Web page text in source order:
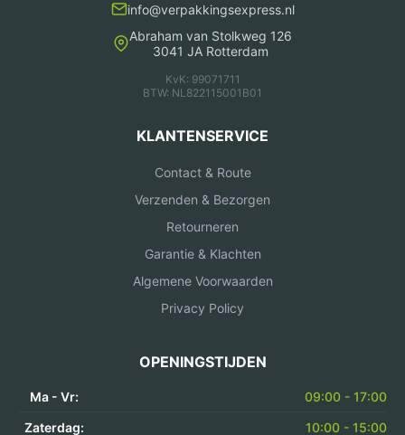
info@verpakkingsexpress.nl
Abraham van Stolkweg 126
3041 JA Rotterdam
KvK: 99071711
BTW: NL822115001B01
KLANTENSERVICE
Contact & Route
Verzenden & Bezorgen
Retourneren
Garantie & Klachten
Algemene Voorwaarden
Privacy Policy
OPENINGSTIJDEN
Ma - Vr:
09:00 - 17:00
Zaterdag:
10:00 - 15:00